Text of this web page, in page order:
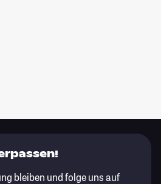
bleiben und folge uns auf